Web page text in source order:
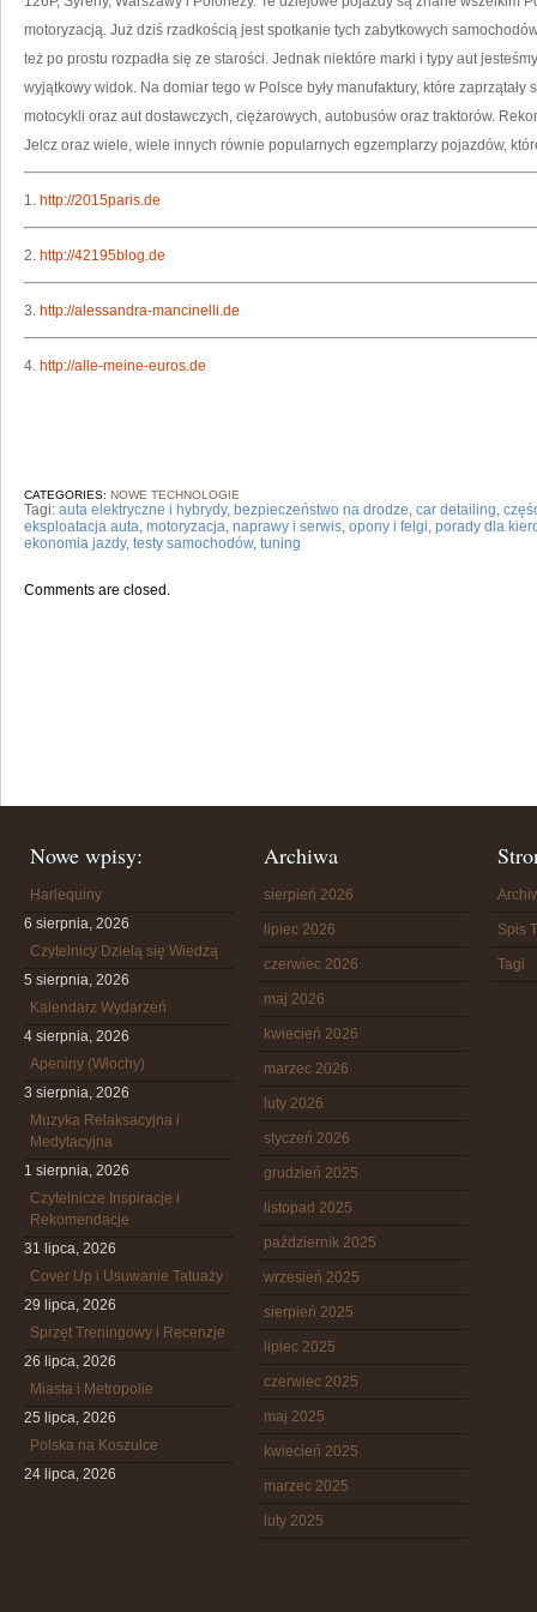
motoryzacją. Już dziś rzadkością jest spotkanie tych zabytkowych
też po prostu rozpadła się ze starości. Jednak niektóre marki i typy aut
wyjątkowy widok. Na domiar tego w Polsce były manufaktury, które
motocykli oraz aut dostawczych, ciężarowych, autobusów oraz traktorów.
Jelcz oraz wiele, wiele innych równie popularnych egzemplarzy pojazdów,
1. http://2015paris.de
2. http://42195blog.de
3. http://alessandra-mancinelli.de
4. http://alle-meine-euros.de
CATEGORIES: NOWE TECHNOLOGIE
Tagi: auta elektryczne i hybrydy, bezpieczeństwo na drodze, car detailing,
eksploatacja auta, motoryzacja, naprawy i serwis, opony i felgi, porady dla
ekonomia jazdy, testy samochodów, tuning
Comments are closed.
Nowe wpisy:
Harlequiny
6 sierpnia, 2026
Czytelnicy Dzielą się Wiedzą
5 sierpnia, 2026
Kalendarz Wydarzeń
4 sierpnia, 2026
Apeniny (Włochy)
3 sierpnia, 2026
Muzyka Relaksacyjna i
Medytacyjna
1 sierpnia, 2026
Czytelnicze Inspiracje i
Rekomendacje
31 lipca, 2026
Cover Up i Usuwanie Tatuaży
29 lipca, 2026
Sprzęt Treningowy i Recenzje
26 lipca, 2026
Miasta i Metropolie
25 lipca, 2026
Polska na Koszulce
24 lipca, 2026
Archiwa
sierpień 2026
lipiec 2026
czerwiec 2026
maj 2026
kwiecień 2026
marzec 2026
luty 2026
styczeń 2026
grudzień 2025
listopad 2025
październik 2025
wrzesień 2025
sierpień 2025
lipiec 2025
czerwiec 2025
maj 2025
kwiecień 2025
marzec 2025
luty 2025
Spis
Tagi